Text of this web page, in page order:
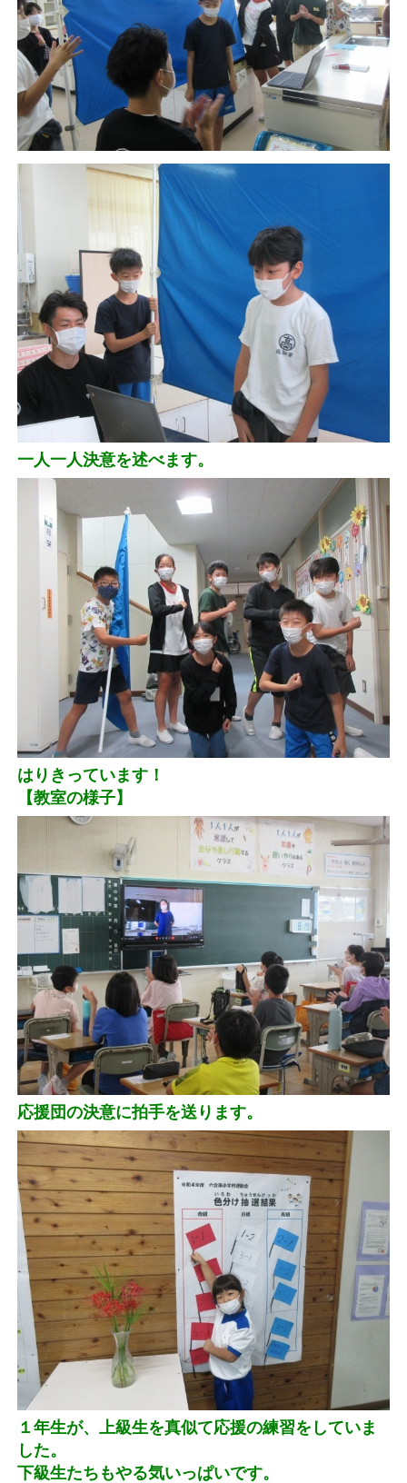
一人一人決意を述べます。
はりきっています！
【教室の様子】
応援団の決意に拍手を送ります。
１年生が、上級生を真似て応援の練習をしていま
した。
下級生たちもやる気いっぱいです。